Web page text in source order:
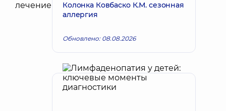
Колонка Ковбаско К.М. сезонная
аллергия
Обновлено: 08.08.2026